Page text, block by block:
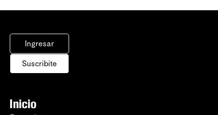
Ingresar
Suscribite
Inicio